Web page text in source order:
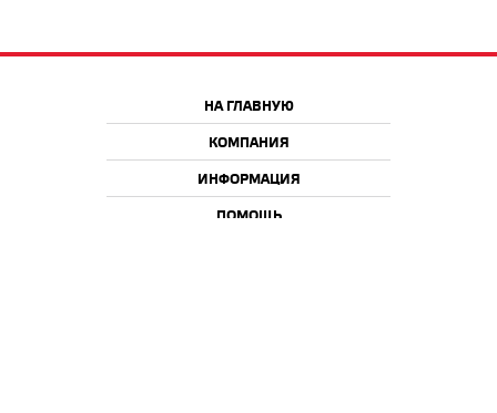
НА ГЛАВНУЮ
КОМПАНИЯ
ИНФОРМАЦИЯ
ПОМОЩЬ